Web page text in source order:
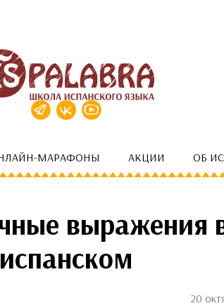
МАРАФОНЫ АКЦИИ ОБ
выражения
испанском
20